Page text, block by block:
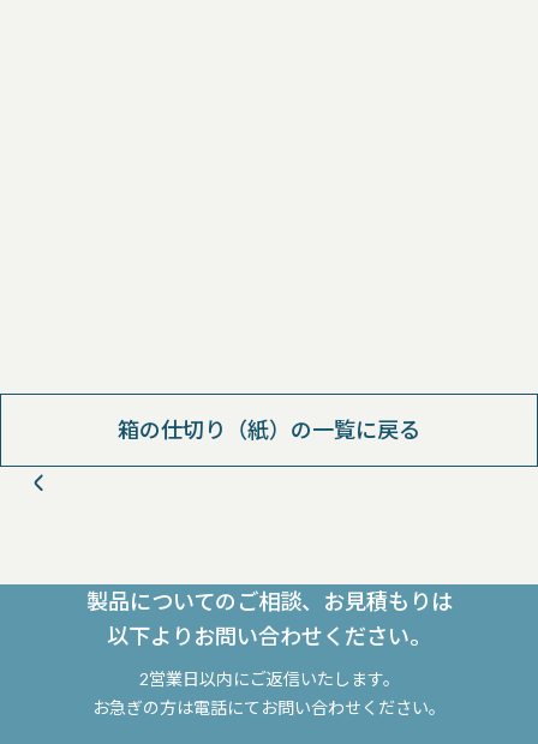
箱の仕切り（紙）の一覧に戻る
製品についてのご相談、お見積もりは
以下よりお問い合わせください。
2営業日以内にご返信いたします。
お急ぎの方は電話にてお問い合わせください。